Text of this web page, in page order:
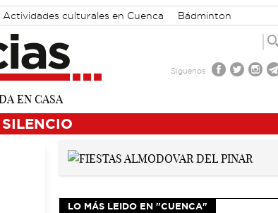
Actividades culturales en Cuenca
Bádminton
Síguenos
LO MÁS LEIDO EN "CUENCA"